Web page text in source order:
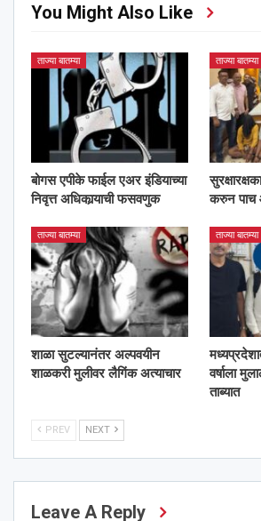
You Might Also Like
ताज्या बातम्या
बोगस एपीके फाईल एअर इंडियाच्या
निवृत्त अधिकार्‍याची फसवणुक
ताज्या बातम्या
करुन पाच
ताज्या बातम्या
शाळा सुटल्यानंतर अल्पवयीन
शाळकरी मुलीवर लैगिंक अत्याचार
ताज्या बातम्या
वर्षाला
ताब्यात
PREV NEXT
Leave A Reply